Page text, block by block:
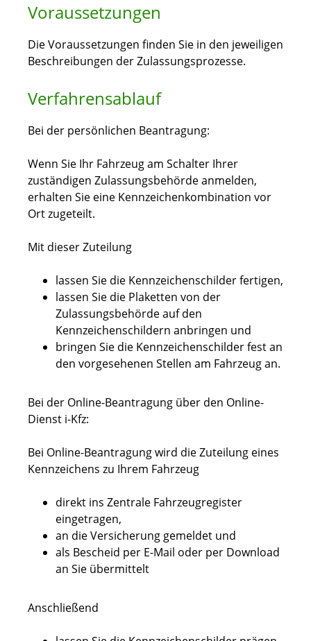
Voraussetzungen
Die Voraussetzungen finden Sie in den jeweiligen
Beschreibungen der Zulassungsprozesse.
Verfahrensablauf
Bei der persönlichen Beantragung:
Wenn Sie Ihr Fahrzeug am Schalter Ihrer
zuständigen Zulassungsbehörde anmelden,
erhalten Sie eine Kennzeichenkombination vor
Ort zugeteilt.
Mit dieser Zuteilung
lassen Sie die Kennzeichenschilder fertigen,
lassen Sie die Plaketten von der
Zulassungsbehörde auf den
Kennzeichenschildern anbringen und
bringen Sie die Kennzeichenschilder fest an
den vorgesehenen Stellen am Fahrzeug an.
Bei der Online-Beantragung über den Online-
Dienst i-Kfz:
Bei Online-Beantragung wird die Zuteilung eines
Kennzeichens zu Ihrem Fahrzeug
direkt ins Zentrale Fahrzeugregister
eingetragen,
an die Versicherung gemeldet und
als Bescheid per E-Mail oder per Download
an Sie übermittelt
Anschließend